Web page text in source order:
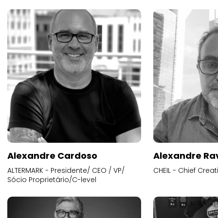
Alexandre Cardoso
ALTERMARK - Presidente/ CEO / VP/
Sócio Proprietário/C-level
Alexandre
CHEIL - Chief